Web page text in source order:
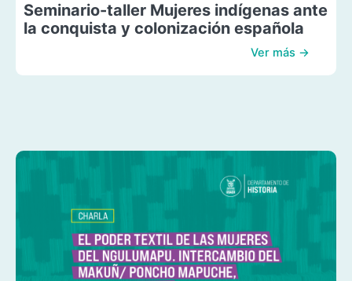
Seminario-taller Mujeres indígenas ante
la conquista y colonización española
Ver más →